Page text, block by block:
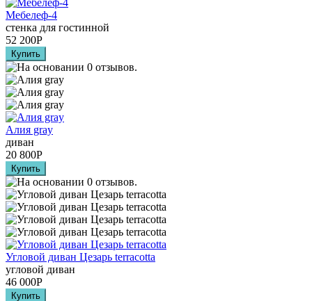
Мебелеф-4
стенка для гостинной
52 200Р
Алия grаy
диван
20 800Р
Угловой диван Цезарь terracotta
угловой диван
46 000Р